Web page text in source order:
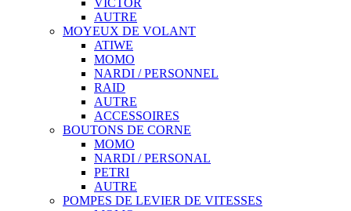
VICTOR
AUTRE
MOYEUX DE VOLANT
ATIWE
MOMO
NARDI / PERSONNEL
RAID
AUTRE
ACCESSOIRES
BOUTONS DE CORNE
MOMO
NARDI / PERSONAL
PETRI
AUTRE
POMPES DE LEVIER DE VITESSES